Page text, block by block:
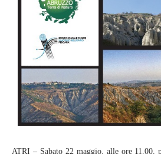
ATRI – Sabato 22 maggio, alle ore 11.00,